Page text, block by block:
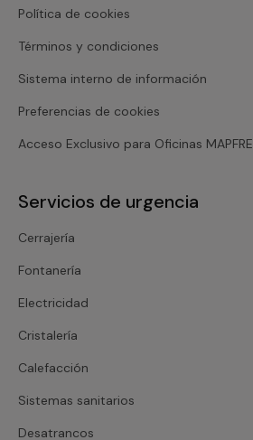
Política de cookies
Términos y condiciones
Sistema interno de información
Preferencias de cookies
Acceso Exclusivo para Oficinas MAPFRE
Servicios de urgencia
Cerrajería
Fontanería
Electricidad
Cristalería
Calefacción
Sistemas sanitarios
Desatrancos